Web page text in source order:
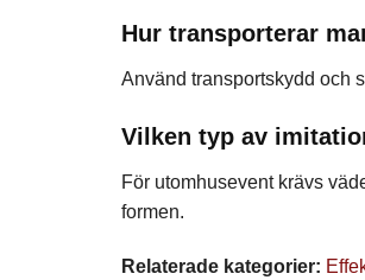
Hur transporterar
Använd transportskydd och
Vilken typ av
För utomhusevent krävs
formen.
Relaterade kategorier: